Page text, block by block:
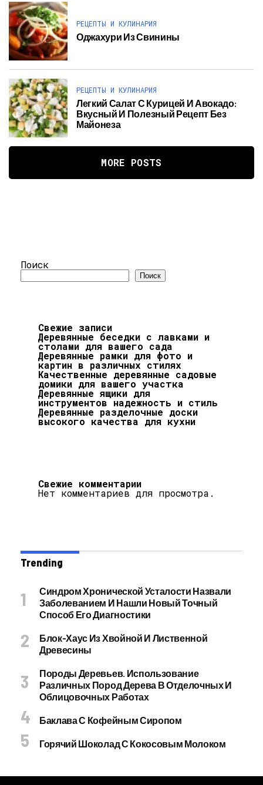
РЕЦЕПТЫ И КУЛИНАРИЯ
Оджахури Из Свинины
РЕЦЕПТЫ И КУЛИНАРИЯ
Легкий Салат С Курицей И Авокадо:
Вкусный И Полезный Рецепт Без
Майонеза
MORE POSTS
Поиск
Поиск
Свежие записи
Деревянные беседки с лавками и
столами для вашего сада
Деревянные рамки для фото и
картин в различных стилях
Качественные деревянные садовые
домики для вашего участка
Деревянные ящики для
инструментов надежность и стиль
Деревянные разделочные доски
высокого качества для кухни
Свежие комментарии
Нет комментариев для просмотра.
Trending
Синдром Хронической Усталости Назвали
Заболеванием И Нашли Новый Точный
Способ Его Диагностики
Блок-Хаус Из Хвойной И Лиственной
Древесины
Породы Деревьев. Использование
Различных Пород Дерева В Отделочных И
Облицовочных Работах
Баклава С Кофейным Сиропом
Горячий Шоколад С Кокосовым Молоком